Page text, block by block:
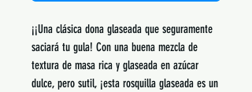
¡¡Una clásica dona glaseada que seguramente
saciará tu gula! Con una buena mezcla de
textura de masa rica y glaseada en azúcar
dulce, pero sutil, ¡esta rosquilla glaseada es un